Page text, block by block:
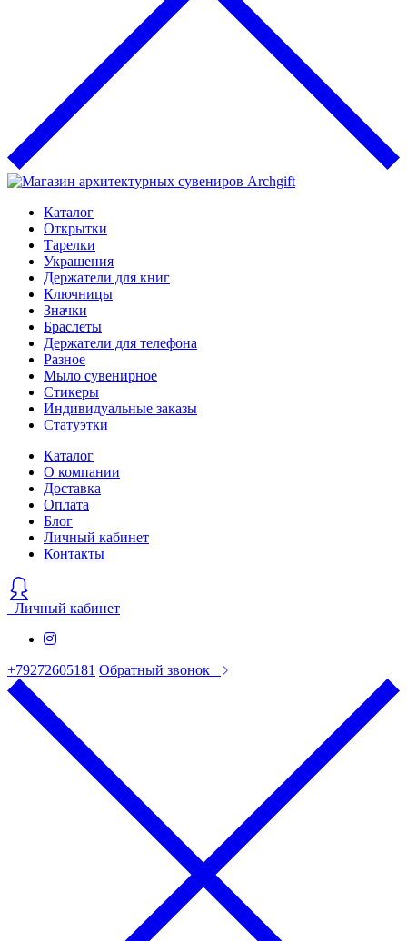
Каталог
Открытки
Тарелки
Украшения
Держатели для книг
Ключницы
Значки
Браслеты
Держатели для телефона
Разное
Мыло сувенирное
Стикеры
Индивидуальные заказы
Статуэтки
Каталог
О компании
Доставка
Оплата
Блог
Личный кабинет
Контакты
Личный кабинет
+79272605181 Обратный звонок